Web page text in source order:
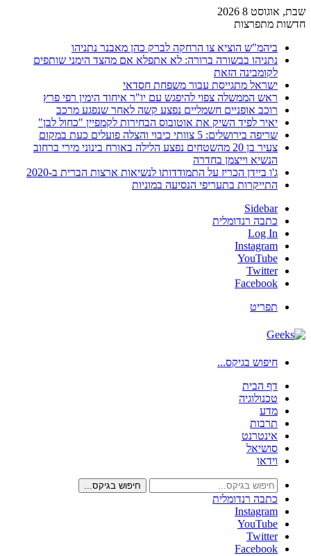
שבת, אוגוסט 8 2026
חדשות מתפרצות
ביהמ"ש הוציא צו הרחקה לברק כהן מאבנר נתניהו
נתניהו בבשורה ברורה: לא אתפלא אם מהצד הימני שותפים
לקומבינה הזאת
ישראל מתגייסת עבור משפחת חסדאי
ראש הממשלה צפוי להיפגש עם יו"ר איחוד הימין רפי פרץ
רוכב אופניים חשמליים נפצע קשה לאחר שנפגע מרכב
יאיר לפיד השיק את אוטובוס הבחירות לקמפיין "כחול לבן"
שריפה בירושלים: 5 צוותי כיבוי והצלה פועלים כעת במקום
צעיר בן 20 מהשטחים נפצע הלילה באורח בינוני מירי ברחוב
הנשיא וייצמן בחדרה
ג'ו ביידן הכריז על התמודדותו לנשיאות ארצות הברית ב-2020
התייקרות בתעריפי הנסיעה במוניות
Sidebar
כתבה רנדומלית
Log In
Instagram
YouTube
Twitter
Facebook
תפריט
חיפוש בגיקס...
דף הבית
טכנולוגיה
מדע
תרבות
אינטרנט
סושיאל
וידאו
חיפוש בגיקס...
כתבה רנדומלית
Instagram
YouTube
Twitter
Facebook